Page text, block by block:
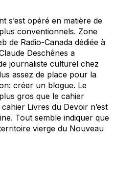
s’est opéré en matière de
conventionnels. Zone
de Radio-Canada dédiée à
Deschênes a
journaliste culturel chez
assez de place pour la
créer un blogue. Le
gros que le cahier
cahier Livres du Devoir n’est
Tout semble indiquer que
vierge du Nouveau